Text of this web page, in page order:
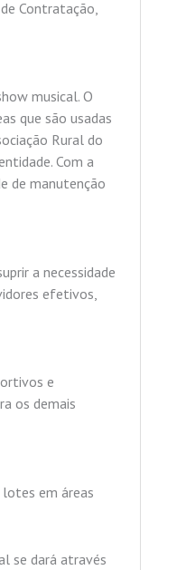
Contratação,
musical. O
que são usadas
Rural do
Com a
de manutenção
a necessidade
efetivos,
e
os demais
lotes em áreas
se dará através